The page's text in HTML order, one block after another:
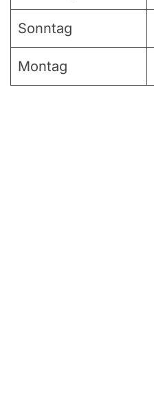
Sonntag
Montag